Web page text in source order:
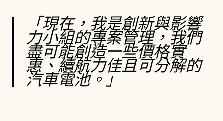
「現在，我是創新與影響
力小組的專案管理，我們
盡可能創造一些價格實
惠、續航力佳且可分解的
汽車電池。」